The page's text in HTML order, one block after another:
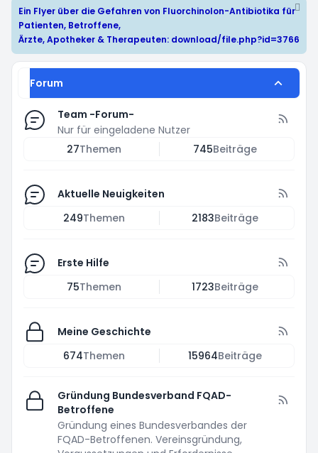
Ein Flyer über die Gefahren von Fluorchinolon-Antibiotika für
Patienten, Betroffene,
Ärzte, Apotheker & Therapeuten: download/file.php?id=3766
Forum
Team -Forum-
Nur für eingeladene Nutzer
27Themen 745Beiträge
Aktuelle Neuigkeiten
249Themen 2183Beiträge
Erste Hilfe
75Themen 1723Beiträge
Meine Geschichte
674Themen 15964Beiträge
Gründung Bundesverband FQAD-
Betroffene
Gründung eines Bundesverbandes der
FQAD-Betroffenen. Vereinsgründung,